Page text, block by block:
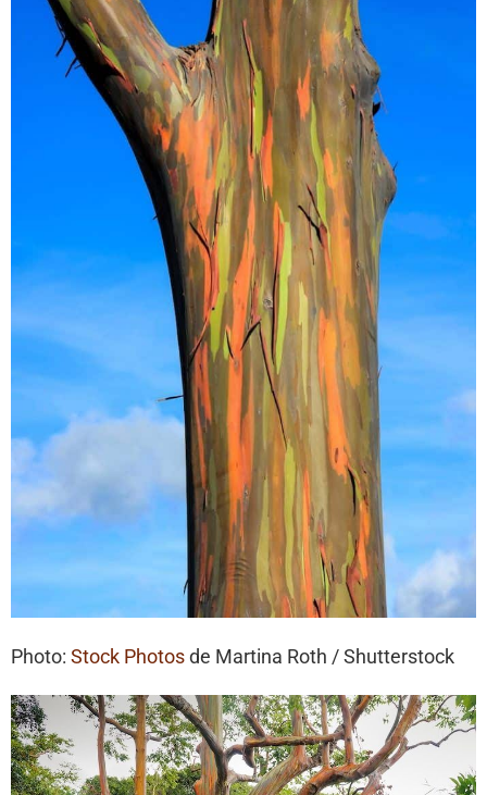
Photo: Stock Photosde Martina Roth / Shutterstock